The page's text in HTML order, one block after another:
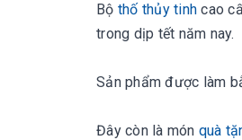
Bộ thố thủy tinh cao
trong dịp tết năm nay.
Sản phẩm được làm
Đây còn là món quà